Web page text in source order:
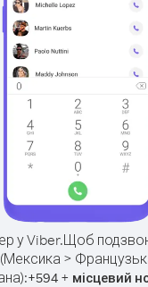
у Viber.Щоб
(Мексика >
+594+ місцевий